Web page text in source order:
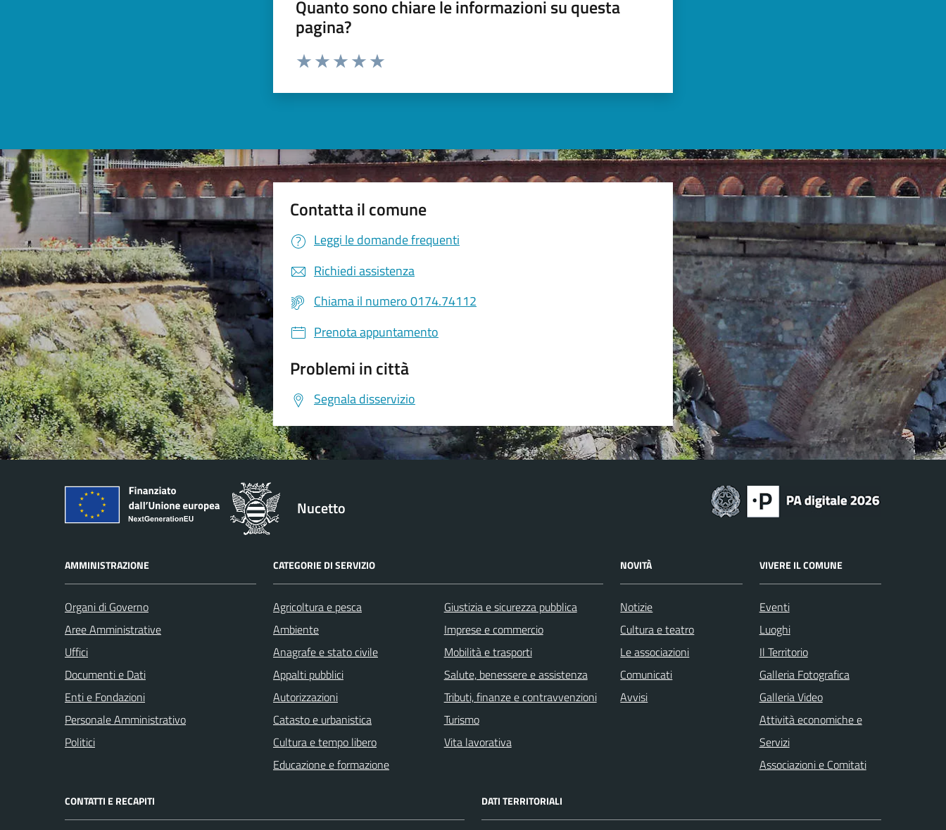
Quanto sono chiare le informazioni su questa
pagina?
Valuta da 1 a 5 stelle la pagina
Contatta il comune
Leggi le domande frequenti
Richiedi assistenza
Chiama il numero 0174.74112
Prenota appuntamento
Problemi in città
Segnala disservizio
Nucetto
AMMINISTRAZIONE
Organi di Governo
Aree Amministrative
Uffici
Documenti e Dati
Enti e Fondazioni
Personale Amministrativo
Politici
CATEGORIE DI SERVIZIO
Agricoltura e pesca
Ambiente
Anagrafe e stato civile
Appalti pubblici
Autorizzazioni
Catasto e urbanistica
Cultura e tempo libero
Educazione e formazione
Giustizia e sicurezza pubblica
Imprese e commercio
Mobilità e trasporti
Salute, benessere e assistenza
Tributi, finanze e contravvenzioni
Turismo
Vita lavorativa
NOVITÀ
Notizie
Cultura e teatro
Le associazioni
Comunicati
Avvisi
VIVERE IL COMUNE
Eventi
Luoghi
Il Territorio
Galleria Fotografica
Galleria Video
Attività economiche e
Servizi
Associazioni e Comitati
CONTATTI E RECAPITI DATI TERRITORIALI